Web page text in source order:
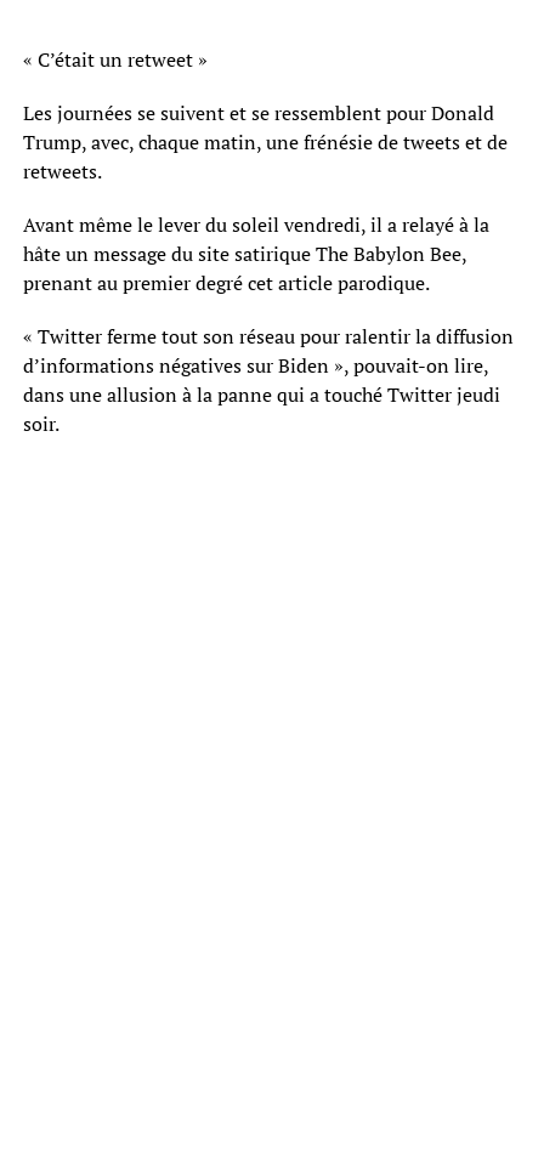
« C’était un retweet »
Les journées se suivent et se ressemblent pour Donald
Trump, avec, chaque matin, une frénésie de tweets et de
retweets.
Avant même le lever du soleil vendredi, il a relayé à la
hâte un message du site satirique The Babylon Bee,
prenant au premier degré cet article parodique.
« Twitter ferme tout son réseau pour ralentir la diffusion
d’informations négatives sur Biden », pouvait-on lire,
dans une allusion à la panne qui a touché Twitter jeudi
soir.